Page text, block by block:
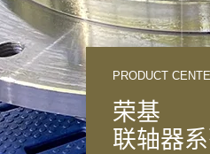
PRODUCT
荣基
联轴器系